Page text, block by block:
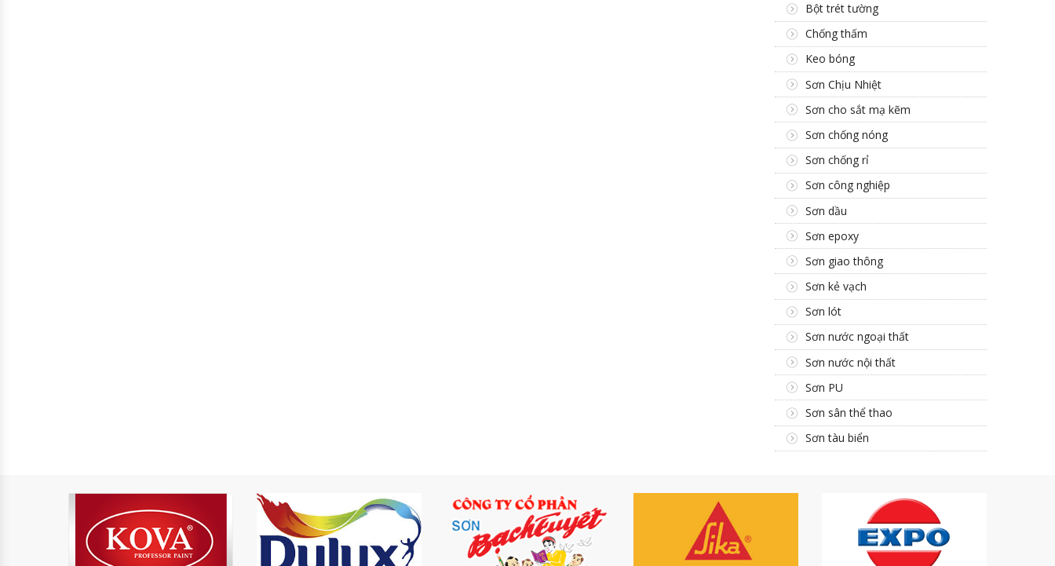
Bột trét tường
Chống thấm
Keo bóng
Sơn Chịu Nhiệt
Sơn cho sắt mạ kẽm
Sơn chống nóng
Sơn chống rỉ
Sơn công nghiệp
Sơn dầu
Sơn epoxy
Sơn giao thông
Sơn kẻ vạch
Sơn lót
Sơn nước ngoại thất
Sơn nước nội thất
Sơn PU
Sơn sân thể thao
Sơn tàu biển